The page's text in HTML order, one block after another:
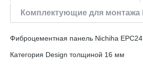
Комплектующие для монтажа
Фиброцементная панель Nichiha
Категория Design толщиной 16 мм